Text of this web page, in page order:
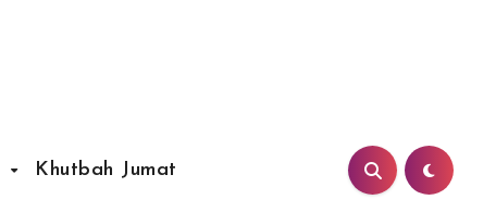
Khutbah Jumat